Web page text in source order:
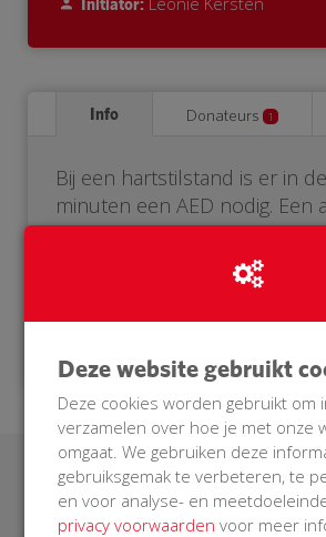
Initiator:
Info Donateurs 1
Bij een hartstilstand is er in
minuten een AED nodig. Een
er vaak niet op tijd. Daarom
buurt een eigen AED nodig.
Doneer voor onze BuurtAED!
Laatste donaties
Deze website gebruikt
Deze cookies worden gebruikt om
verzamelen over hoe je met onze
omgaat. We gebruiken deze
gebruiksgemak te verbeteren, te
en voor analyse- en
privacy voorwaarden voor meer